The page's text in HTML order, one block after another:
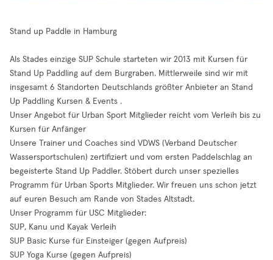
Stand up Paddle in Hamburg
Als Stades einzige SUP Schule starteten wir 2013 mit Kursen für
Stand Up Paddling auf dem Burgraben. Mittlerweile sind wir mit
insgesamt 6 Standorten Deutschlands größter Anbieter an Stand
Up Paddling Kursen & Events .
Unser Angebot für Urban Sport Mitglieder reicht vom Verleih bis zu
Kursen für Anfänger
Unsere Trainer und Coaches sind VDWS (Verband Deutscher
Wassersportschulen) zertifiziert und vom ersten Paddelschlag an
begeisterte Stand Up Paddler. Stöbert durch unser spezielles
Programm für Urban Sports Mitglieder. Wir freuen uns schon jetzt
auf euren Besuch am Rande von Stades Altstadt.
Unser Programm für USC Mitglieder:
SUP, Kanu und Kayak Verleih
SUP Basic Kurse für Einsteiger (gegen Aufpreis)
SUP Yoga Kurse (gegen Aufpreis)